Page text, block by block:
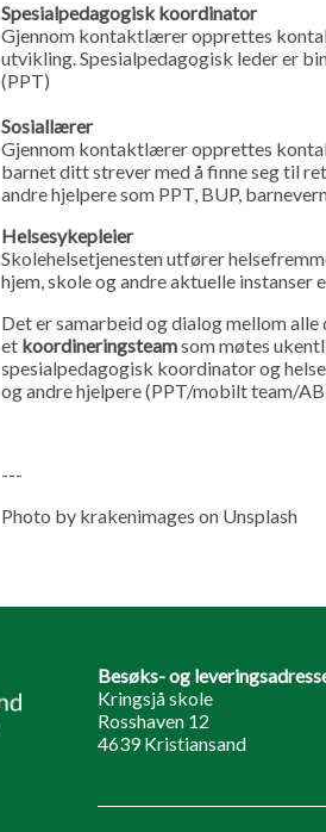
Spesialpedagogisk koordinator
Gjennom kontaktlærer opprettes
utvikling. Spesialpedagogisk leder er
(PPT)
Sosiallærer
Gjennom kontaktlærer opprettes
barnet ditt strever med å finne seg til
andre hjelpere som PPT, BUP,
Helsesykepleier
Skolehelsetjenesten utfører
hjem, skole og andre aktuelle instanser
Det er samarbeid og dialog mellom alle
et koordineringsteamsom møtes
spesialpedagogisk koordinator og
og andre hjelpere (PPT/mobilt team/
---
Photo by krakenimages on Unsplash
Besøks- og
Kringsjå skole
Rosshaven 12
4639 Kristiansand